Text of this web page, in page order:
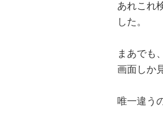
あれこれ
した。
まあでも
画面しか
唯一違う